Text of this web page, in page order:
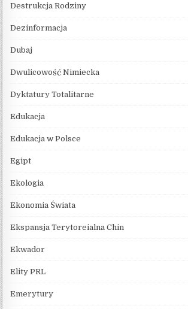
Destrukcja Rodziny
Dezinformacja
Dubaj
Dwulicowość Nimiecka
Dyktatury Totalitarne
Edukacja
Edukacja w Polsce
Egipt
Ekologia
Ekonomia Świata
Ekspansja Terytoreialna Chin
Ekwador
Elity PRL
Emerytury